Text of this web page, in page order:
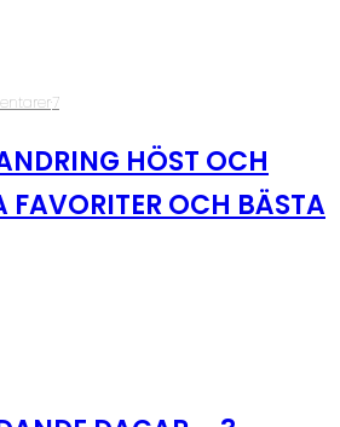
·7
HÖST OCH
OCH BÄSTA